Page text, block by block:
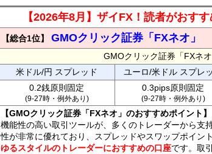
【2026年8月】ザイFX！読者がおす
【総合1位】 GMOクリック証券「FXネオ」
GMOクリック証券「FXネ
米ドル/円 スプレッド
ユーロ/米ドル スプレ
0.2銭原則固定
(9-27時・例外あり)
0.3pips原則固定
(9-27時・例外あり)
【GMOクリック証券「FXネオ」のおすすめポイント】
機能性の高い取引ツールが、多くのトレーダーから支
性が非常に優れており、スプレッドやスワップポイン
ゆるスタイルのトレーダーにおすすめの口座です。取